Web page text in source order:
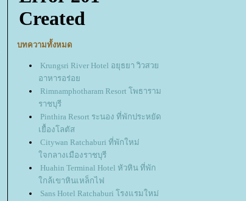
บทความทั้งหมด
Krungsri River Hotel อยุธยา วิวสว
อาหารอร่อ
Rimnamphotharam Resort โพธาราม
ราชบุรี
Pinthira Resort ระนอง ที่พักประหยัด
เยื้องโลตัส
Citywan Ratchaburi ที่พักใหม่
จกลางเมืองราชบุรี
Huahin Terminal Hotel หัวหิน ที่พัก
กล้เขาหินเหล็กไฟ
Sans Hotel Ratchaburi โรงแรมใหม่